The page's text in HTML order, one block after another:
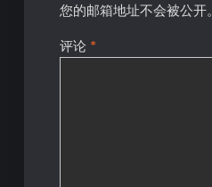
您的邮箱地址不会被公开。
评论 *